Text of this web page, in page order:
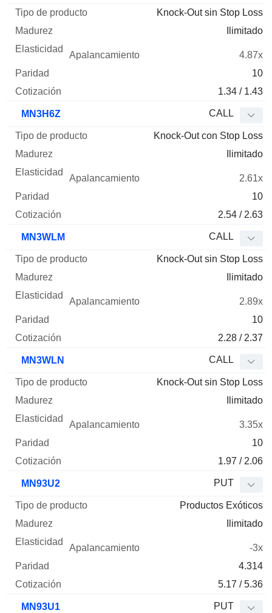
Knock-Out sin Stop Loss
Ilimitado
4.87x
10
1.34 / 1.43
MN3H6Z CALL
Knock-Out con Stop Loss
Ilimitado
2.61x
10
2.54 / 2.63
MN3WLM CALL
Knock-Out sin Stop Loss
Ilimitado
2.89x
10
2.28 / 2.37
MN3WLN CALL
Knock-Out sin Stop Loss
Ilimitado
3.35x
10
1.97 / 2.06
MN93U2 PUT
Productos Exóticos
Ilimitado
-3x
4.314
5.17 / 5.36
MN93U1 PUT